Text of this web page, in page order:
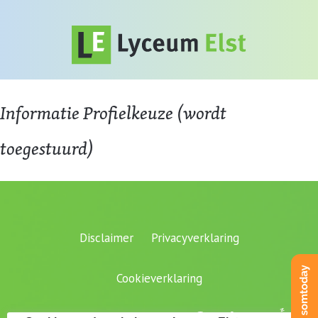
Informatie Profielkeuze (wordt
toegestuurd)
Disclaimer Privacyverklaring
Cookieverklaring